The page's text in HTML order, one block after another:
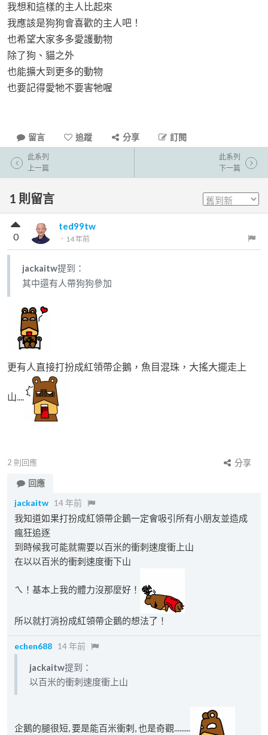
我想和這樣的主人比起來
我應該是狗狗會喜歡的主人吧！
也希望大家多多愛護動物
除了狗、貓之外
也能擴大到更多的動物
也要記得愛牠不要害牠喔
留言 追蹤 分享 訂閱
此系列
上一篇
此系列
下一篇
1 則留言
ted99tw
． 14 年前
0
jackaitw提到：
其中還有人帶狗狗參加
更有人直接打扮成紅領帶企鵝，魚目混珠，大搖大擺走上
山....
2 則回應
分享
回應
jackaitw 14 年前
我知道如果打扮成紅領帶企鵝一定會吸引所有小朋友並造成
瘋狂追逐
到時候我可能就需要以百米的衝刺速度衝上山
在以以百米的衝刺速度衝下山
ㄟ！基本上我的體力沒那麼好！
所以就打消扮成紅領帶企鵝的想法了！
echen688 14 年前
jackaitw提到：
以百米的衝刺速度衝上山
企鵝的腿很短, 要是能百米衝剌, 也是奇觀.........